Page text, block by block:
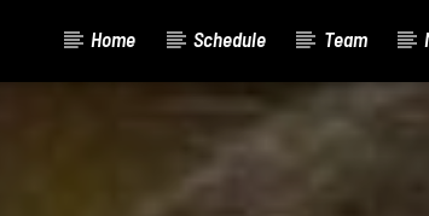
Home Schedule Team